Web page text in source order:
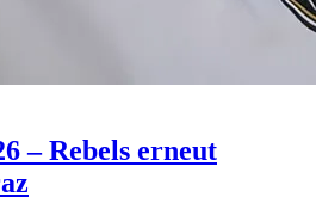
– Rebels erneut